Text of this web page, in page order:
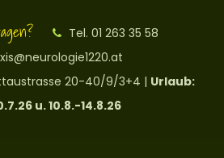
Tel. 01 263 35 58
20-40/9/3+4 | Urlaub:
u. 10.8.-14.8.26